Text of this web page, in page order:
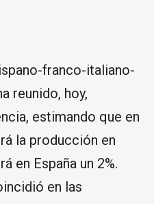
franco-italiano-
reunido, hoy,
estimando que en
la producción en
en España un 2%.
en las